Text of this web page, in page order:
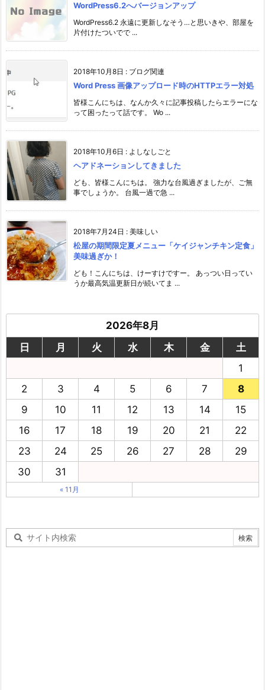
WordPress6.2へバージョンアップ
WordPress6.2 永遠に更新しなそう…と思いきや、部屋を
片付けたついでで ...
2018年10月8日 : ブログ関連
Word Press 画像アップロード時のHTTPエラー対処
皆様こんにちは、なんか久々に記事投稿したらエラーにな
って困ったって話です。 Wo ...
2018年10月6日 : よしなしごと
ヘアドネーションしてきました
ども、皆様こんにちは。 強力な台風過ぎましたが、ご無
事でしょうか。 台風一過で急 ...
2018年7月24日 : 美味しい
松屋の期間限定夏メニュー「ケイジャンチキン定食」
美味過ぎか！
ども！こんにちは、けーすけですー。 あっつい日ってい
うか最高気温更新日が続いてま ...
2026年8月
日
月 火 水 木 金
土
1
2
3 4 5 6 7
8
9
10 11 12 13 14
15
16
17 18 19 20 21
22
23
24 25 26 27 28
29
30
31
« 11月